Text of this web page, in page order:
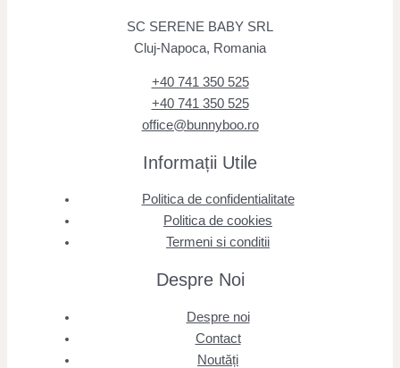
SC SERENE BABY SRL
Cluj-Napoca, Romania
+40 741 350 525
+40 741 350 525
office@bunnyboo.ro
Informații Utile
Politica de confidentialitate
Politica de cookies
Termeni si conditii
Despre Noi
Despre noi
Contact
Noutăți